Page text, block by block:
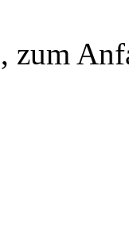
zum